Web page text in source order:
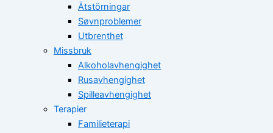
Ätstörningar
Søvnproblemer
Utbrenthet
Missbruk
Alkoholavhengighet
Rusavhengighet
Spilleavhengighet
Terapier
Familieterapi